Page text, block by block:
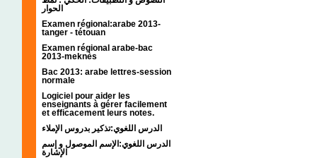
الحوار
Examen régional:arabe 2013-
tanger - tétouan
Examen régional arabe-bac
2013-meknès
Bac 2013: arabe lettres-session
normale
Logiciel pour aider les
enseignants à gérer facilement
et efficacement leurs notes.
الدرس اللغوي:تذكير بدروس الإملاء
الدرس اللغوي:الإسم الموصول و إسم
الإشارة